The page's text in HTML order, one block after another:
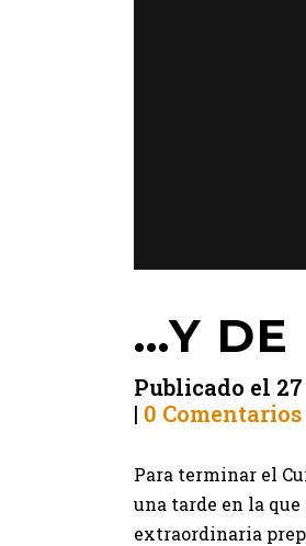
…Y DE
Publicado el
0 Comentarios
Para terminar el
una tarde en la
extraordinaria